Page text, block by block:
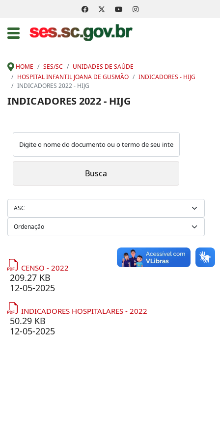
HOME SES/SC
UNIDADES DE SAÚDE
HOSPITAL INFANTIL JOANA DE GUSMÃO
INDICADORES - HIJG
INDICADORES 2022 - HIJG
INDICADORES 2022 - HIJG
CENSO - 2022
209.27 KB
12-05-2025
INDICADORES HOSPITALARES - 2022
50.29 KB
12-05-2025